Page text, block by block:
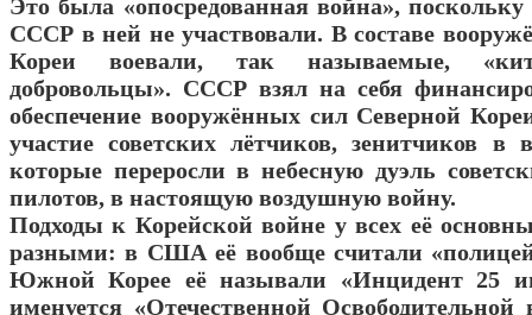
Это была «опосредованная война»,
СССР в ней не участвовали. В составе
Кореи воевали, так называемые,
добровольцы». СССР взял на себя
обеспечение вооружённых сил Северной
участие советских лётчиков, зенитчиков в
которые переросли в небесную дуэль
пилотов, в настоящую воздушную войну.
Подходы к Корейской войне у всех её
разными: в США её вообще считали
Южной Корее её называли «Инцидент 25
именуется «Отечественной